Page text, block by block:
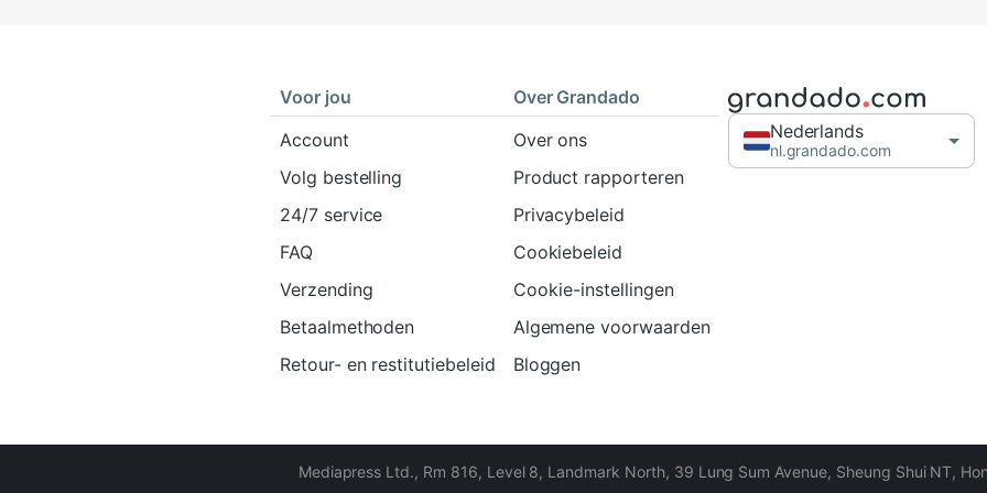
Voor jou
Account
Volg bestelling
24/7 service
FAQ
Verzending
Betaalmethoden
Retour- en restitutiebeleid
Over Grandado
Over ons
Product rapporteren
Privacybeleid
Cookiebeleid
Cookie-instellingen
Algemene voorwaarden
Bloggen
Nederlands
nl.grandado.com
Mediapress Ltd., Rm 816, Level 8, Landmark North, 39 Lung Sum Avenue, Sheung Shui NT,